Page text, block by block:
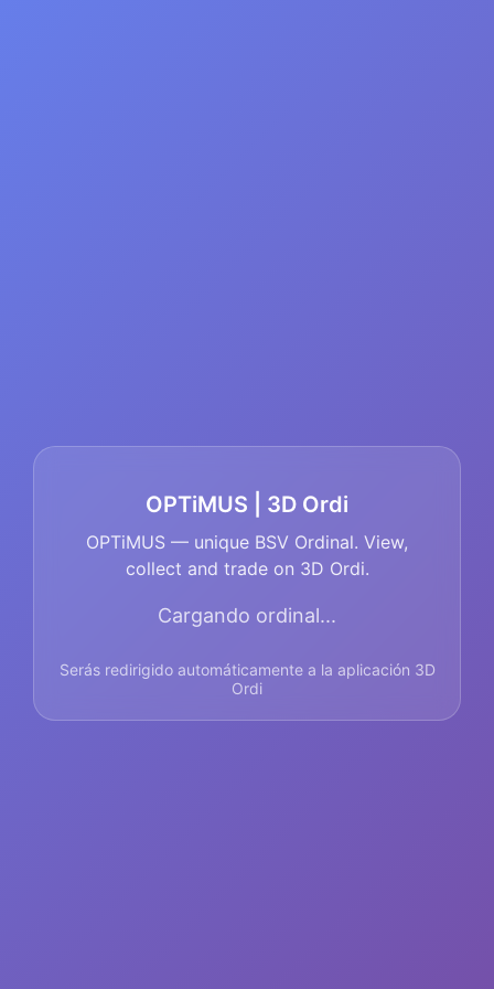
OPTiMUS | 3D Ordi
OPTiMUS — unique BSV Ordinal. View,
collect and trade on 3D Ordi.
Cargando ordinal...
Serás redirigido automáticamente a la aplicación 3D
Ordi